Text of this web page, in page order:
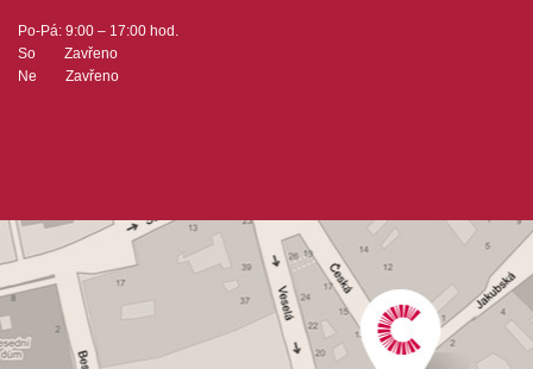
Výrobce: EDITIO MUSICA BUDAPEST Music P
(Mozart L.)Allegretto (Telemann)Minuet (Hässler)Allegro
(Telemann)Bourrée (Krieger)Cuckoo (Couperin)Minuet
(Bach)Moderato (Bach Ch.)Andante (Bach)Minuet (Mozart
L.)Minuet (Bach)Bourrée (Mozart L.)Minuet (Bach)Minuet
(Bach)Minuet (Rameau)Sarabande (Pachelbel)Minuet
(Bach)Minuet (Bach)Polonaisa(Bach)Minuet
Po-Pá: 9:00 – 17:00 hod.
So Zavřeno
Ne Zavřeno